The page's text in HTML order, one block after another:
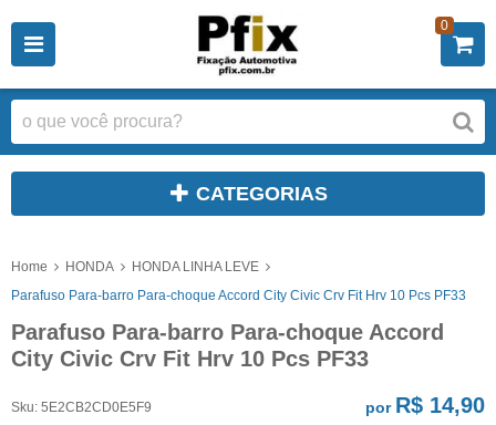
0
CATEGORIAS
Home HONDA
HONDA LINHA LEVE
Parafuso Para-barro Para-choque Accord City Civic Crv Fit Hrv 10 Pcs PF33
Parafuso Para-barro Para-choque Accord
City Civic Crv Fit Hrv 10 Pcs PF33
Sku: 5E2CB2CD0E5F9
por R$ 14,90